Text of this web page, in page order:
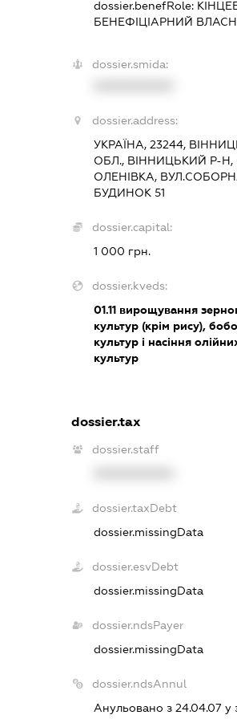
dossier.benefRole:
БЕНЕФІЦІАРНИЙ
dossier.smida:
dossier.address:
УКРАЇНА, 23244,
ОБЛ., ВІННИЦЬКИЙ Р-Н,
ОЛЕНІВКА,
БУДИНОК 51
dossier.capital:
1 000 грн.
dossier.kveds:
01.11 вирощування
культур (крім рису),
культур і насіння
культур
dossier.tax
dossier.staff
dossier.taxDebt
dossier.missingData
dossier.esvDebt
dossier.missingData
dossier.ndsPayer
dossier.missingData
dossier.ndsAnnul
Анульовано з 24.04.07 у